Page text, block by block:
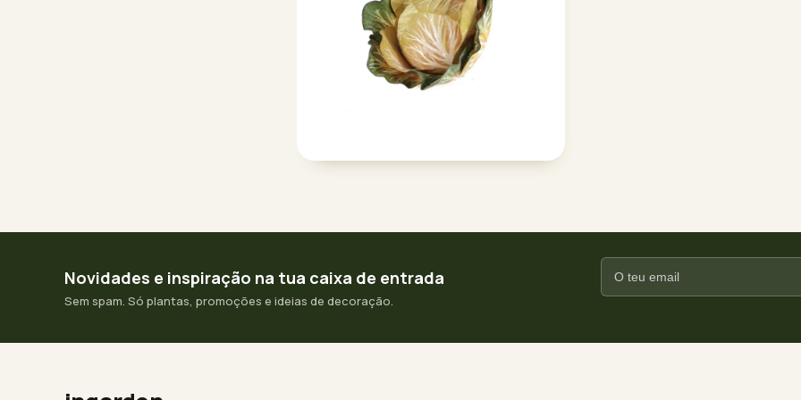
Novidades e inspiração na tua caixa de entrada
Sem spam. Só plantas, promoções e ideias de decoração.